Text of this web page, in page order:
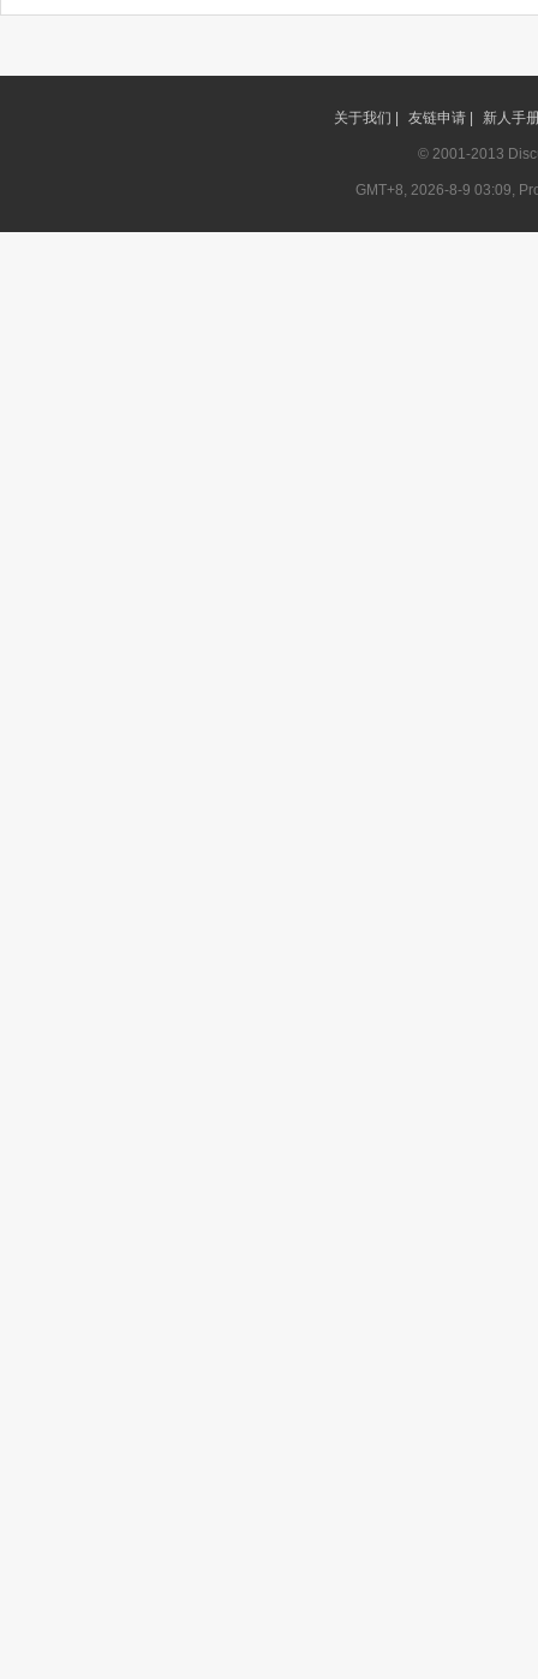
关于我们 | 友链申请 | 新人手
© 2001-2013
GMT+8, 2026-8-9 03:09,